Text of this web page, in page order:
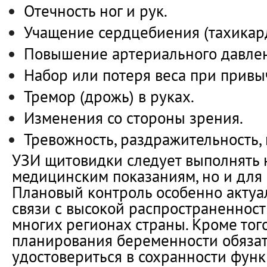
Отечность ног и рук.
Учащение сердцебиения
Повышение артериального
Набор или потеря веса при
Тремор (дрожь) в руках.
Изменения со стороны зрения.
Тревожность,
УЗИ щитовидки следует выполнять
медицинским показаниям, но и
Плановый контроль особенно
связи с высокой
многих регионах страны. Кроме
планирования беременности
удостовериться в сохранности